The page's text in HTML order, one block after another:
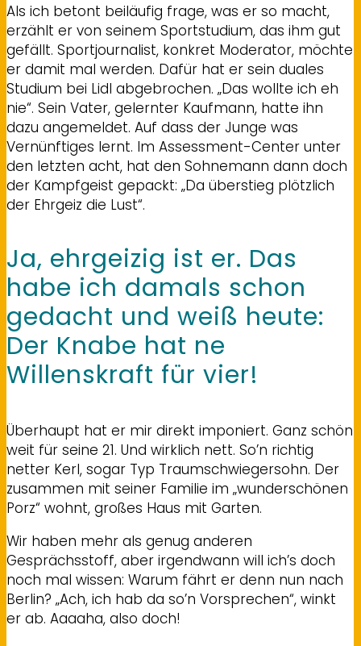
Als ich betont beiläufig frage, was er so macht,
erzählt er von seinem Sportstudium, das ihm gut
gefällt. Sportjournalist, konkret Moderator, möchte
er damit mal werden. Dafür hat er sein duales
Studium bei Lidl abgebrochen. „Das wollte ich eh
nie“. Sein Vater, gelernter Kaufmann, hatte ihn
dazu angemeldet. Auf dass der Junge was
Vernünftiges lernt. Im Assessment-Center unter
den letzten acht, hat den Sohnemann dann doch
der Kampfgeist gepackt: „Da überstieg plötzlich
der Ehrgeiz die Lust“.
Ja, ehrgeizig ist er. Das
habe ich damals schon
gedacht und weiß heute:
Der Knabe hat ne
Willenskraft für vier!
Überhaupt hat er mir direkt imponiert. Ganz schön
weit für seine 21. Und wirklich nett. So’n richtig
netter Kerl, sogar Typ Traumschwiegersohn. Der
zusammen mit seiner Familie im „wunderschönen
Porz“ wohnt, großes Haus mit Garten.
Wir haben mehr als genug anderen
Gesprächsstoff, aber irgendwann will ich’s doch
noch mal wissen: Warum fährt er denn nun nach
Berlin? „Ach, ich hab da so’n Vorsprechen“, winkt
er ab. Aaaaha, also doch!